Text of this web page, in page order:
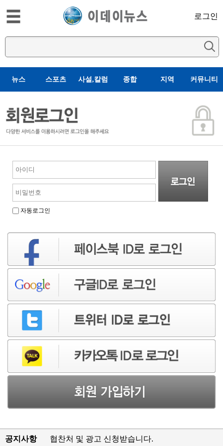
로그인
뉴스 스포츠 사설,칼럼 종합 지역 커뮤니티
자동로그인
공지사항 협찬처 및 광고 신청받습니다.